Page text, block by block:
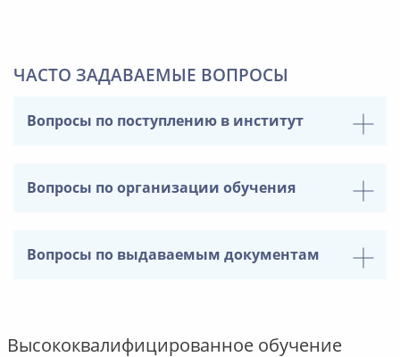
ЧАСТО ЗАДАВАЕМЫЕ ВОПРОСЫ
Вопросы по поступлению в институт
Вопросы по организации обучения
Вопросы по выдаваемым документам
Высококвалифицированное обучение